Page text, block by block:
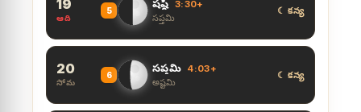
19
ఆది
5
షష్ఠి 3:30+
సప్తమి
☾ కన్య
20
సోమ
6
సప్తమి 4:03+
అష్టమి
☾ కన్య